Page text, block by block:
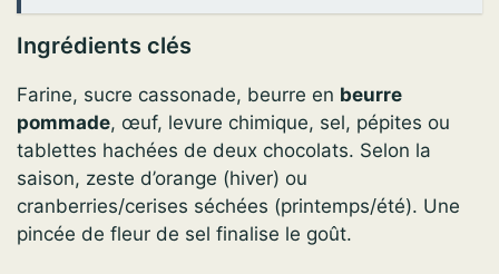
Ingrédients clés
Farine, sucre cassonade, beurre en beurre
pommade, œuf, levure chimique, sel, pépites ou
tablettes hachées de deux chocolats. Selon la
saison, zeste d’orange (hiver) ou
cranberries/cerises séchées (printemps/été). Une
pincée de fleur de sel finalise le goût.